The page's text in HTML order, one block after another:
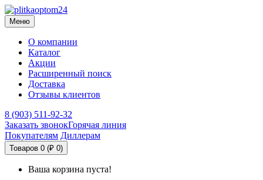
Меню
О компании
Каталог
Акции
Расширенный поиск
Доставка
Отзывы клиентов
8 (903) 511-92-32
Заказать звонокГорячая линия
Покупателям Диллерам
Товаров 0 (₽ 0)
Ваша корзина пуста!